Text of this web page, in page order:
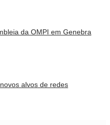
da OMPI em Genebra
alvos de redes